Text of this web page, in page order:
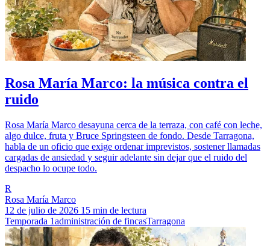
Rosa María Marco: la música contra el
ruido
Rosa María Marco desayuna cerca de la terraza, con café con leche,
algo dulce, fruta y Bruce Springsteen de fondo. Desde Tarragona,
habla de un oficio que exige ordenar imprevistos, sostener llamadas
cargadas de ansiedad y seguir adelante sin dejar que el ruido del
despacho lo ocupe todo.
R
Rosa María Marco
12 de julio de 2026 15 min de lectura
Temporada 1administración de fincasTarragona